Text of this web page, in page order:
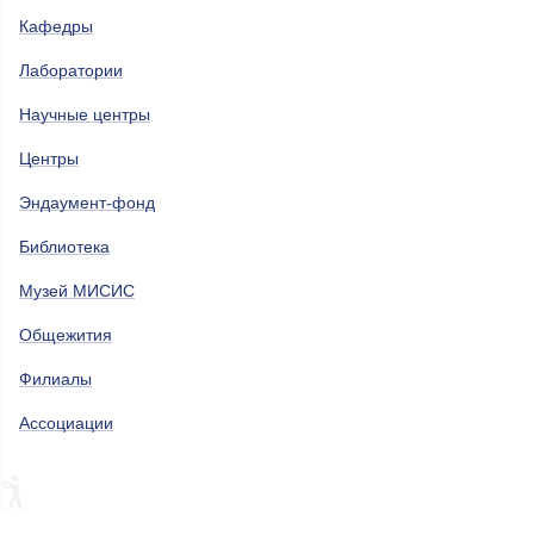
Кафедры
Лаборатории
Научные центры
Центры
Эндаумент-фонд
Библиотека
Музей МИСИС
Общежития
Филиалы
Ассоциации